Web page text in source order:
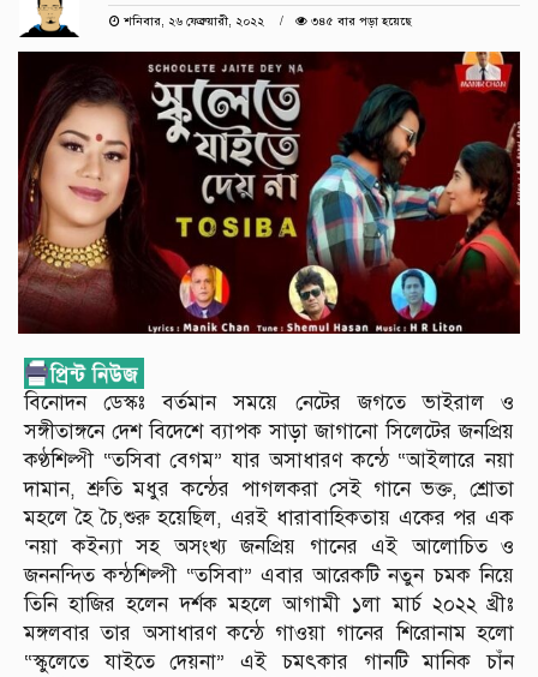
শনিবার, ২৬ ফেব্রুয়ারী, ২০২২
৩৪৫ বার পড়া হয়েছে
বিনোদন ডেস্কঃ বর্তমান সময়ে নেটের জগতে ভাইরাল ও
সঙ্গীতাঙ্গনে দেশ বিদেশে ব্যাপক সাড়া জাগানো সিলেটের জনপ্রিয়
কণ্ঠশিল্পী “তসিবা বেগম” যার অসাধারণ কন্ঠে “আইলারে নয়া
দামান, শ্রুতি মধুর কন্ঠের পাগলকরা সেই গানে ভক্ত, শ্রোতা
মহলে হৈ চৈ,শুরু হয়েছিল, এরই ধারাবাহিকতায় একের পর এক
‘নয়া কইন্যা সহ অসংখ্য জনপ্রিয় গানের এই আলোচিত ও
জননন্দিত কন্ঠশিল্পী “তসিবা” এবার আরেকটি নতুন চমক নিয়ে
তিনি হাজির হলেন দর্শক মহলে আগামী ১লা মার্চ ২০২২ খ্রীঃ
মঙ্গলবার তার অসাধারণ কন্ঠে গাওয়া গানের শিরোনাম হলো
“স্কুলেতে যাইতে দেয়না” এই চমৎকার গানটি মানিক চাঁন